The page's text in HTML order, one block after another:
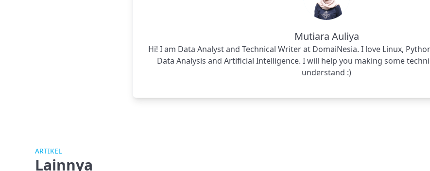
Mutiara Auliya
Hi! I am Data Analyst and Technical Writer at DomaiNesia. I love Linux,
Data Analysis and Artificial Intelligence. I will help you making some
understand :)
ARTIKEL
Lainnya